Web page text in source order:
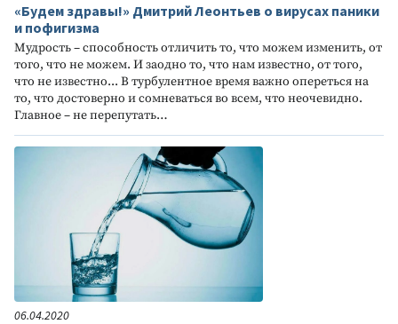
«Будем здравы!» Дмитрий Леонтьев о вирусах паники
и пофигизма
Мудрость – способность отличить то, что можем изменить, от
того, что не можем. И заодно то, что нам известно, от того,
что не известно... В турбулентное время важно опереться на
то, что достоверно и сомневаться во всем, что неочевидно.
Главное – не перепутать…
06.04.2020